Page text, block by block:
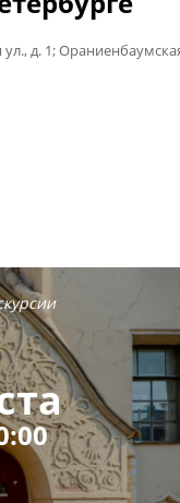
д. 1;